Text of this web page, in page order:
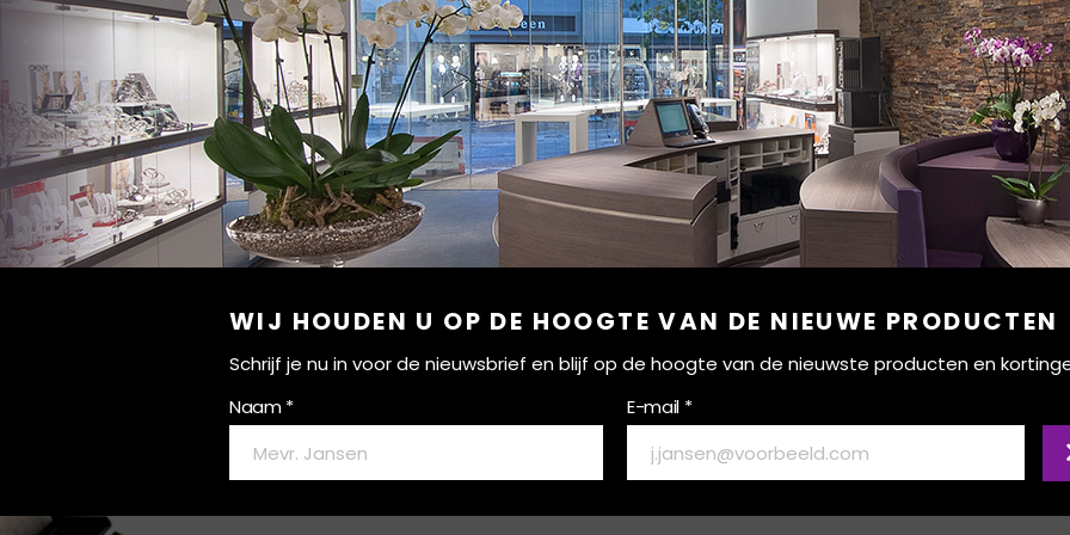
WIJ HOUDEN U OP DE HOOGTE VAN DE NIEUWE PRODUCTEN
Schrijf je nu in voor de nieuwsbrief en blijf op de hoogte van de nieuwste producten en
Naam *
E-mail *